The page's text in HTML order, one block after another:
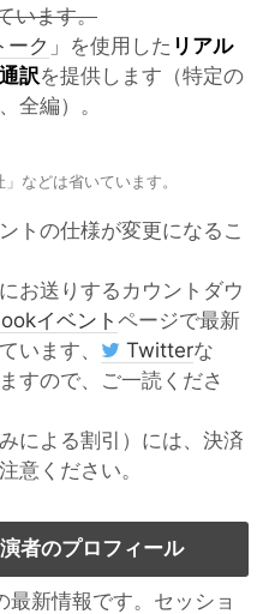
います。
ーク 」を使用した リアル
訳を提供します（特定の
全編）。
などは省いています。
トの仕様が変更になるこ
お送りするカウントダウ
イベント ページで最新
います、
Twitterな
すので、ご一読くださ
による割引）には、決済
意ください。
者のプロフィール
最新情報です。セッショ